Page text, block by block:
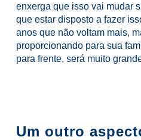
enxerga que isso vai mudar
que estar disposto a fazer
anos que não voltam mais,
proporcionando para sua
para frente, será muito
Um outro